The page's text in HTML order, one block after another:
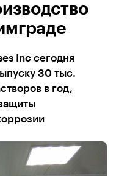
Inc сегодня
30 тыс.
в год,